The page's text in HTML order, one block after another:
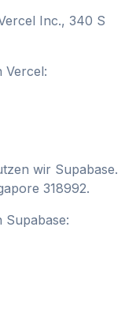
Inc., 340 S
Vercel:
wir Supabase.
318992.